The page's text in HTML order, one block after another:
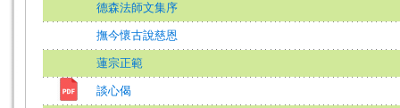
德森法師文集序
撫今懷古說慈恩
蓮宗正範
談心偈